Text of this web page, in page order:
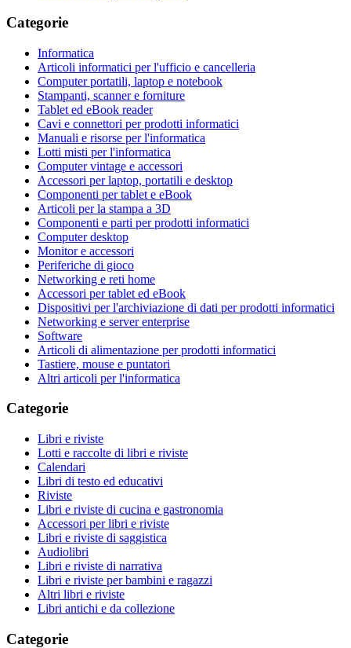
Categorie
Informatica
Articoli informatici per l'ufficio e cancelleria
Computer portatili, laptop e notebook
Stampanti, scanner e forniture
Tablet ed eBook reader
Cavi e connettori per prodotti informatici
Manuali e risorse per l'informatica
Lotti misti per l'informatica
Computer vintage e accessori
Accessori per laptop, portatili e desktop
Componenti per tablet e eBook
Articoli per la stampa a 3D
Componenti e parti per prodotti informatici
Computer desktop
Monitor e accessori
Periferiche di gioco
Networking e reti home
Accessori per tablet ed eBook
Dispositivi per l'archiviazione di dati per prodotti informatici
Networking e server enterprise
Software
Articoli di alimentazione per prodotti informatici
Tastiere, mouse e puntatori
Altri articoli per l'informatica
Categorie
Libri e riviste
Lotti e raccolte di libri e riviste
Calendari
Libri di testo ed educativi
Riviste
Libri e riviste di cucina e gastronomia
Accessori per libri e riviste
Libri e riviste di saggistica
Audiolibri
Libri e riviste di narrativa
Libri e riviste per bambini e ragazzi
Altri libri e riviste
Libri antichi e da collezione
Categorie